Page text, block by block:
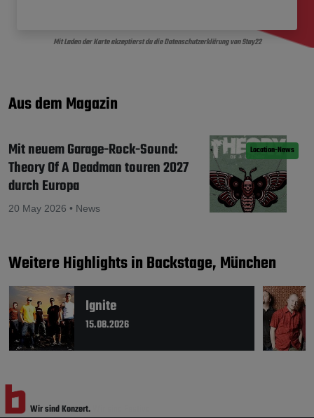
Mit Laden der Karte akzeptierst du die Datenschutzerklärung von Stay22
Aus dem Magazin
Location-News
Mit neuem Garage-Rock-Sound:
Theory Of A Deadman touren 2027
durch Europa
20 May 2026 • News
Weitere Highlights in Backstage, München
Ignite
15.08.2026
Wir sind Konzert.